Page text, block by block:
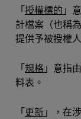
「授權標的 」
計檔案（也稱
提供予被授權
「規格」意指
料表。
「更新」，在